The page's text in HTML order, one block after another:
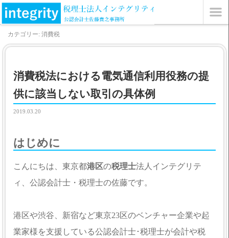
カテゴリー: 消費税
消費税法における電気通信利用役務の提
供に該当しない取引の具体例
2019.03.20
はじめに
こんにちは、東京都港区の税理士法人インテグリテ
ィ、公認会計士・税理士の佐藤です。
港区や渋谷、新宿など東京23区のベンチャー企業や起
業家様を支援している公認会計士･税理士が会計や税